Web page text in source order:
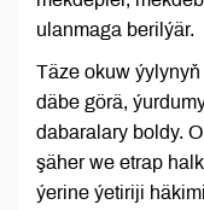
ulanmaga berilýär.
Täze okuw
däbe görä,
dabaralary boldy.
şäher we etrap
ýerine ýetiriji